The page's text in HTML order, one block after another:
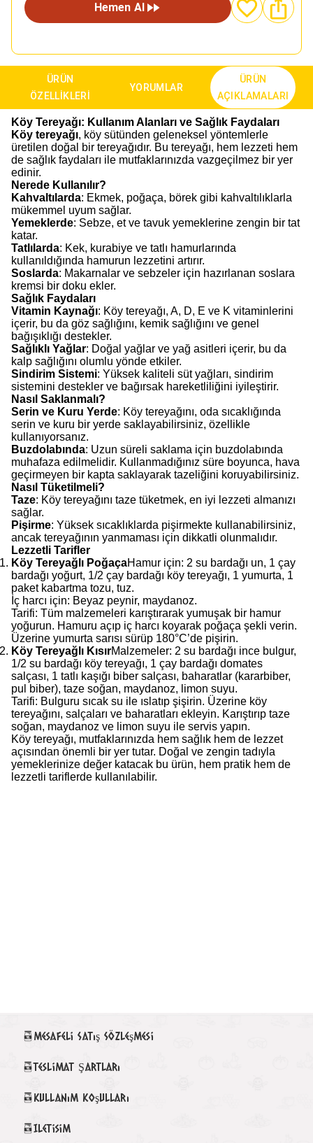
Hemen Al
ÜRÜN
ÖZELLIKLERI
YORUMLAR
ÜRÜN
AÇIKLAMALARI
Köy Tereyağı: Kullanım Alanları ve Sağlık Faydaları
Köy tereyağı, köy sütünden geleneksel yöntemlerle
üretilen doğal bir tereyağıdır. Bu tereyağı, hem lezzeti hem
de sağlık faydaları ile mutfaklarınızda vazgeçilmez bir yer
edinir.
Nerede Kullanılır?
Kahvaltılarda: Ekmek, poğaça, börek gibi kahvaltılıklarla
mükemmel uyum sağlar.
Yemeklerde: Sebze, et ve tavuk yemeklerine zengin bir tat
katar.
Tatlılarda: Kek, kurabiye ve tatlı hamurlarında
kullanıldığında hamurun lezzetini artırır.
Soslarda: Makarnalar ve sebzeler için hazırlanan soslara
kremsi bir doku ekler.
Sağlık Faydaları
Vitamin Kaynağı: Köy tereyağı, A, D, E ve K vitaminlerini
içerir, bu da göz sağlığını, kemik sağlığını ve genel
bağışıklığı destekler.
Sağlıklı Yağlar: Doğal yağlar ve yağ asitleri içerir, bu da
kalp sağlığını olumlu yönde etkiler.
Sindirim Sistemi: Yüksek kaliteli süt yağları, sindirim
sistemini destekler ve bağırsak hareketliliğini iyileştirir.
Nasıl Saklanmalı?
Serin ve Kuru Yerde: Köy tereyağını, oda sıcaklığında
serin ve kuru bir yerde saklayabilirsiniz, özellikle
kullanıyorsanız.
Buzdolabında: Uzun süreli saklama için buzdolabında
muhafaza edilmelidir. Kullanmadığınız süre boyunca, hava
geçirmeyen bir kapta saklayarak tazeliğini koruyabilirsiniz.
Nasıl Tüketilmeli?
Taze: Köy tereyağını taze tüketmek, en iyi lezzeti almanızı
sağlar.
Pişirme: Yüksek sıcaklıklarda pişirmekte kullanabilirsiniz,
ancak tereyağının yanmaması için dikkatli olunmalıdır.
Lezzetli Tarifler
Köy Tereyağlı PoğaçaHamur için: 2 su bardağı un, 1 çay
bardağı yoğurt, 1/2 çay bardağı köy tereyağı, 1 yumurta, 1
paket kabartma tozu, tuz.
İç harcı için: Beyaz peynir, maydanoz.
Tarifi: Tüm malzemeleri karıştırarak yumuşak bir hamur
yoğurun. Hamuru açıp iç harcı koyarak poğaça şekli verin.
Üzerine yumurta sarısı sürüp 180°C’de pişirin.
Köy Tereyağlı KısırMalzemeler: 2 su bardağı ince bulgur,
1/2 su bardağı köy tereyağı, 1 çay bardağı domates
salçası, 1 tatlı kaşığı biber salçası, baharatlar (kararbiber,
pul biber), taze soğan, maydanoz, limon suyu.
Tarifi: Bulguru sıcak su ile ıslatıp şişirin. Üzerine köy
tereyağını, salçaları ve baharatları ekleyin. Karıştırıp taze
soğan, maydanoz ve limon suyu ile servis yapın.
Köy tereyağı, mutfaklarınızda hem sağlık hem de lezzet
açısından önemli bir yer tutar. Doğal ve zengin tadıyla
yemeklerinize değer katacak bu ürün, hem pratik hem de
lezzetli tariflerde kullanılabilir.
Mesafeli Satış Sözleşmesi
Teslimat Şartları
Kullanım Koşulları
Iletisim